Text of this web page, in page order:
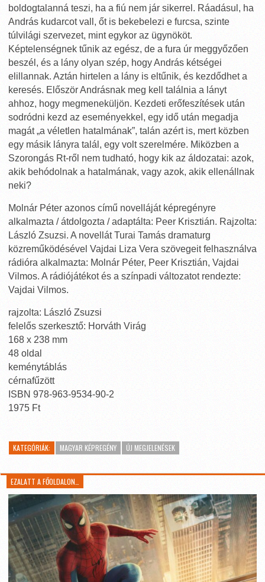
boldogtalanná teszi, ha a fiú nem jár sikerrel. Ráadásul, ha
András kudarcot vall, őt is bekebelezi e furcsa, szinte
túlvilági szervezet, mint egykor az ügynököt.
Képtelenségnek tűnik az egész, de a fura úr meggyőzően
beszél, és a lány olyan szép, hogy András kétségei
elillannak. Aztán hirtelen a lány is eltűnik, és kezdődhet a
keresés. Először Andrásnak meg kell találnia a lányt
ahhoz, hogy megmeneküljön. Kezdeti erőfeszítések után
sodródni kezd az eseményekkel, egy idő után megadja
magát „a véletlen hatalmának”, talán azért is, mert közben
egy másik lányra talál, egy volt szerelmére. Miközben a
Szorongás Rt-ről nem tudható, hogy kik az áldozatai: azok,
akik behódolnak a hatalmának, vagy azok, akik ellenállnak
neki?
Molnár Péter azonos című novelláját képregényre
alkalmazta / átdolgozta / adaptálta: Peer Krisztián. Rajzolta:
László Zsuzsi. A novellát Turai Tamás dramaturg
közreműködésével Vajdai Liza Vera szövegeit felhasználva
rádióra alkalmazta: Molnár Péter, Peer Krisztián, Vajdai
Vilmos. A rádiójátékot és a színpadi változatot rendezte:
Vajdai Vilmos.
rajzolta: László Zsuzsi
felelős szerkesztő: Horváth Virág
168 x 238 mm
48 oldal
keménytáblás
cérnafűzött
ISBN 978-963-9534-90-2
1975 Ft
KATEGÓRIÁK: MAGYAR KÉPREGÉNY ÚJ MEGJELENÉSEK
EZALATT A FŐOLDALON…